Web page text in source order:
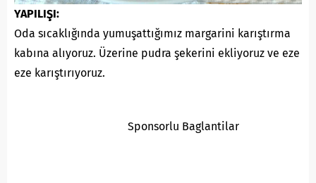
YAPILIŞI:
Oda sıcaklığında yumuşattığımız margarini karıştırma
kabına alıyoruz. Üzerine pudra şekerini ekliyoruz ve eze
eze karıştırıyoruz.
Sponsorlu Baglantilar